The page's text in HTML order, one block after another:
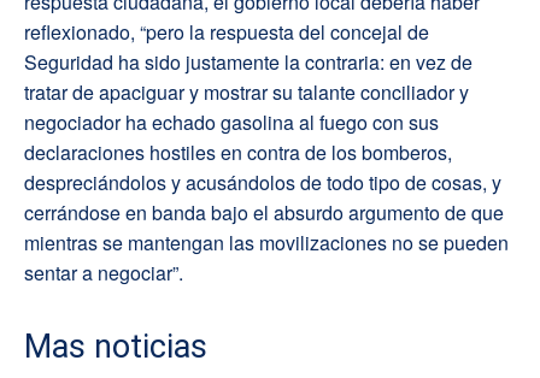
reflexionado, “pero la respuesta del concejal de
Seguridad ha sido justamente la contraria: en vez de
tratar de apaciguar y mostrar su talante conciliador y
negociador ha echado gasolina al fuego con sus
declaraciones hostiles en contra de los bomberos,
despreciándolos y acusándolos de todo tipo de cosas, y
cerrándose en banda bajo el absurdo argumento de que
mientras se mantengan las movilizaciones no se pueden
sentar a negociar”.
Mas noticias